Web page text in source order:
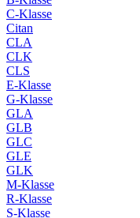
C-Klasse
Citan
CLA
CLK
CLS
E-Klasse
G-Klasse
GLA
GLB
GLC
GLE
GLK
M-Klasse
R-Klasse
S-Klasse